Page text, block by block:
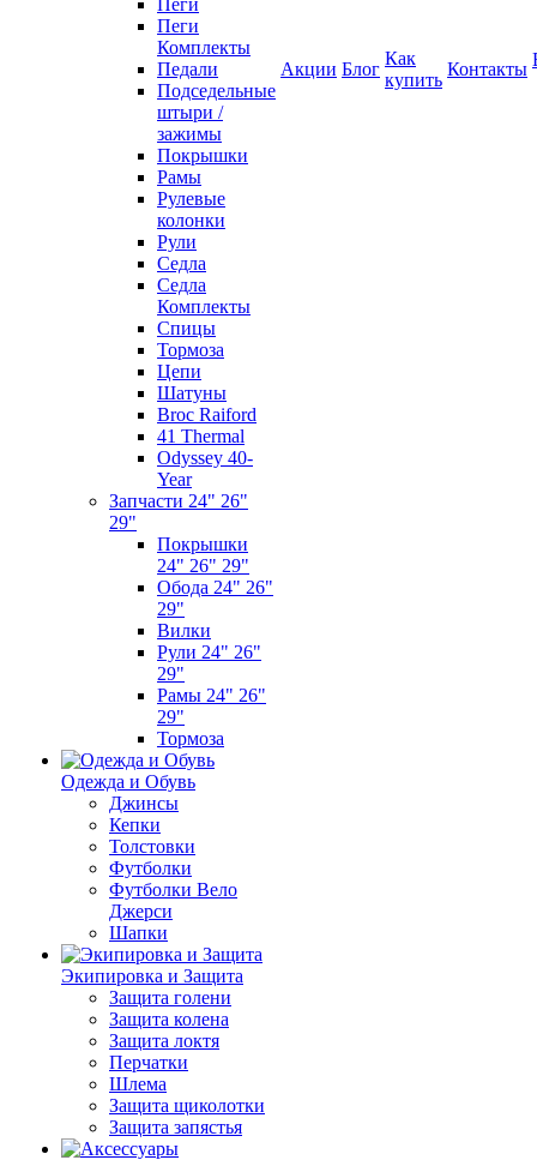
Пеги
Пеги
Комплекты
Педали
Подседельные
штыри /
зажимы
Покрышки
Рамы
Рулевые
колонки
Рули
Седла
Седла
Комплекты
Спицы
Тормоза
Цепи
Шатуны
Broc Raiford
41 Thermal
Odyssey 40-
Year
Запчасти 24" 26"
29"
Покрышки
24" 26" 29"
Обода 24" 26"
29"
Вилки
Рули 24" 26"
29"
Рамы 24" 26"
29"
Тормоза
Одежда и Обувь
Джинсы
Кепки
Толстовки
Футболки
Футболки Вело
Джерси
Шапки
Экипировка и Защита
Защита голени
Защита колена
Защита локтя
Перчатки
Шлема
Защита щиколотки
Защита запястья
Акции Блог
Как
купить
Контакты